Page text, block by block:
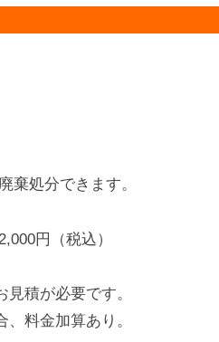
棄処分できます。
円（税込）
積が必要です。
料金加算あり。